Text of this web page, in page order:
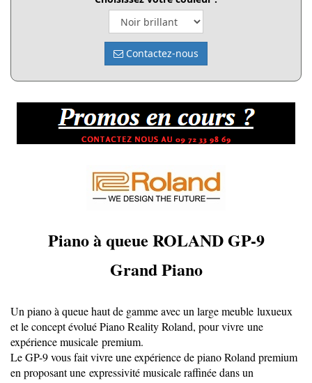
Contactez-nous
Piano à queue ROLAND GP-9
Grand Piano
Un piano à queue haut de gamme avec un large meuble luxueux
et le concept évolué Piano Reality Roland, pour vivre une
expérience musicale premium.
Le GP-9 vous fait vivre une expérience de piano Roland premium
en proposant une expressivité musicale raffinée dans un